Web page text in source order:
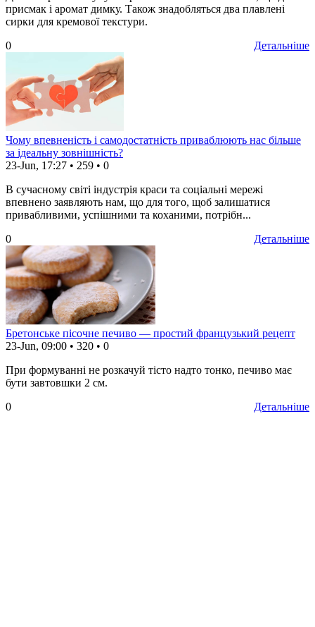
присмак і аромат димку. Також знадобляться два плавлені
сирки для кремової текстури.
Детальніше
0
Чому впевненість і самодостатність приваблюють нас більше
за ідеальну зовнішність?
23-Jun, 17:27 • 259 • 0
В сучасному світі індустрія краси та соціальні мережі
впевнено заявляють нам, що для того, щоб залишатися
привабливими, успішними та коханими, потрібн...
Детальніше
0
Бретонське пісочне печиво — простий французький рецепт
23-Jun, 09:00 • 320 • 0
При формуванні не розкачуй тісто надто тонко, печиво має
бути завтовшки 2 см.
Детальніше
0